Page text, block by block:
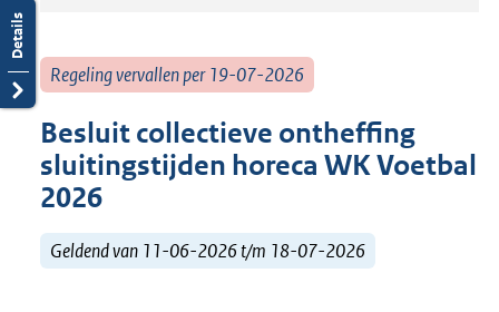
Regeling vervallen per 19-07-2026
Besluit collectieve ontheffing
sluitingstijden horeca WK Voetbal
2026
Geldend van 11-06-2026 t/m 18-07-2026